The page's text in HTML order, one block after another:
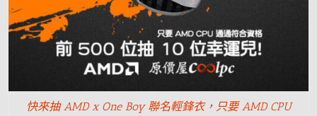
快來抽 AMD x One Boy 聯名輕鋒衣，只要 AMD CPU